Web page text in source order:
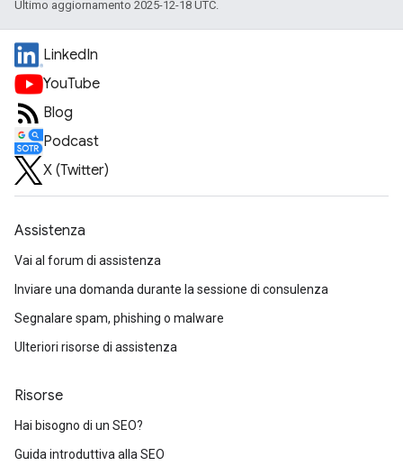
Ultimo aggiornamento 2025-12-18 UTC.
LinkedIn
YouTube
Blog
Podcast
X (Twitter)
Assistenza
Vai al forum di assistenza
Inviare una domanda durante la sessione di consulenza
Segnalare spam, phishing o malware
Ulteriori risorse di assistenza
Risorse
Hai bisogno di un SEO?
Guida introduttiva alla SEO